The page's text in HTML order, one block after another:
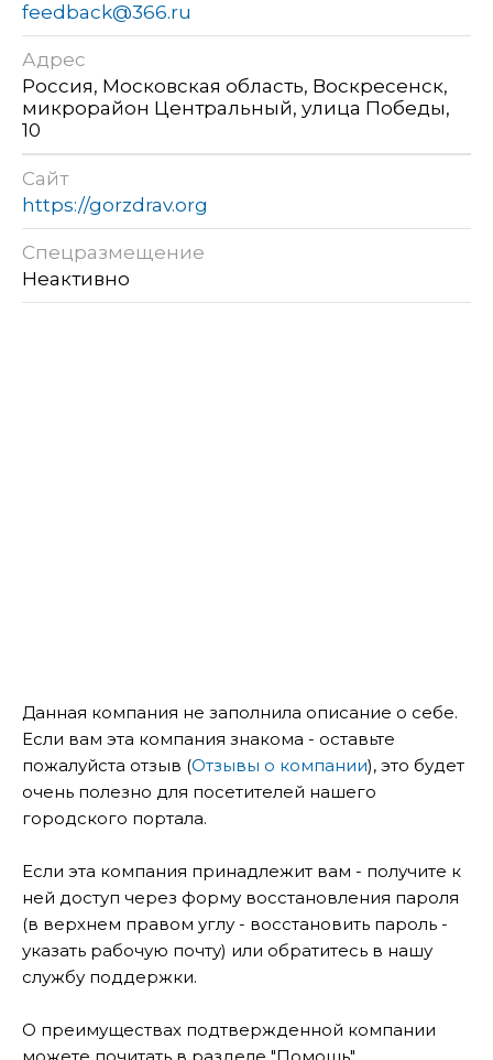
feedback@366.ru
Адрес
Россия, Московская область, Воскресенск,
микрорайон Центральный, улица Победы,
10
Сайт
https://gorzdrav.org
Спецразмещение
Неактивно
Данная компания не заполнила описание о себе.
Если вам эта компания знакома - оставьте
пожалуйста отзыв (Отзывы о компании), это будет
очень полезно для посетителей нашего
городского портала.
Если эта компания принадлежит вам - получите к
ней доступ через форму восстановления пароля
(в верхнем правом углу - восстановить пароль -
указать рабочую почту) или обратитесь в нашу
службу поддержки.
О преимуществах подтвержденной компании